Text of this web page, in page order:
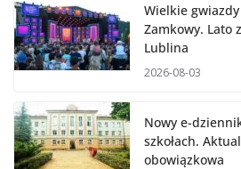
Wielkie
Zamkowy. Lato
Lublina
2026-08-03
Nowy e-
szkołach.
obowiązkowa